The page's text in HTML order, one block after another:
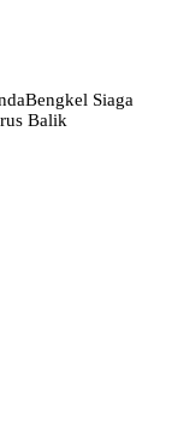
Siaga
Balik